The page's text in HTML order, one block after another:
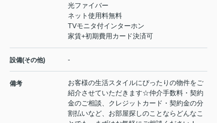
光ファイバー
ネット使用料無料
TVモニタ付インターホン
家賃+初期費用カード決済可
設備(その他) -
備考
お客様の生活スタイルにぴったりの物件をご
紹介させていただきます☆仲介手数料・契約
金のご相談、クレジットカード・契約金の分
割払いなど、お部屋探しのことならどんなこ